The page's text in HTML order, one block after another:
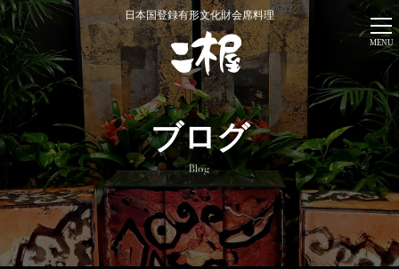
MENU
日本国登録有形文化財会席料理
ブログ
Blog